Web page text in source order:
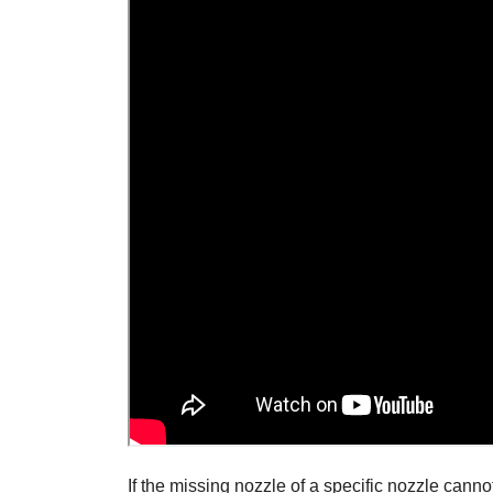
If the missing nozzle of a specific nozzle